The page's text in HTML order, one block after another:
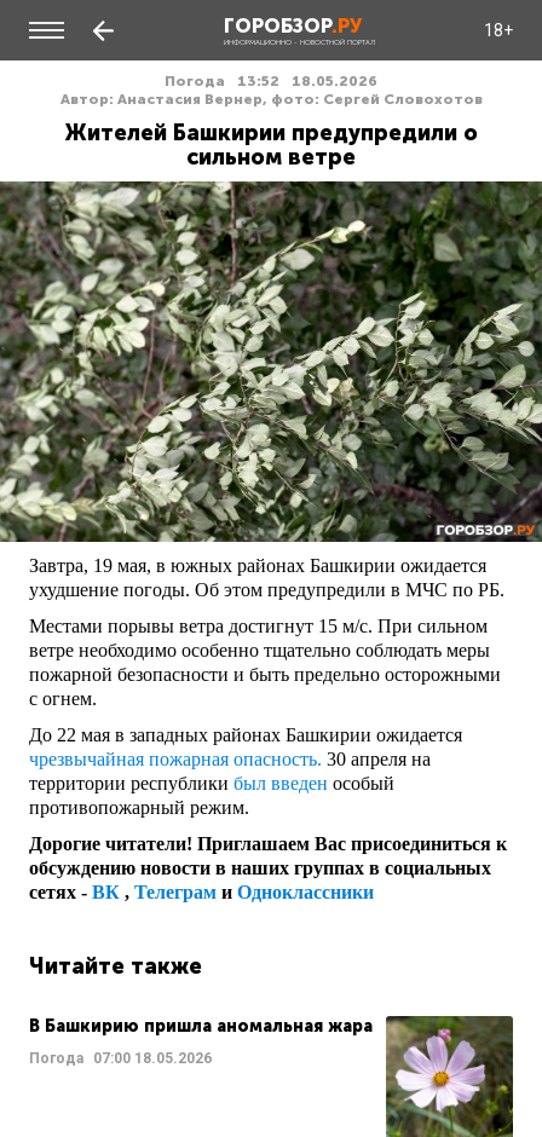
ГОРОБЗОР.РУ
ИНФОРМАЦИОННО - НОВОСТНОЙ ПОРТАЛ
18+
Погода 13:52
18.05.2026
Автор: Анастасия Вернер, фото: Сергей Словохотов
Жителей Башкирии предупредили о
сильном ветре
Завтра, 19 мая, в южных районах Башкирии ожидается
ухудшение погоды. Об этом предупредили в МЧС по РБ.
Местами порывы ветра достигнут 15 м/с. При сильном
ветре необходимо особенно тщательно соблюдать меры
пожарной безопасности и быть предельно осторожными
с огнем.
До 22 мая в западных районах Башкирии ожидается
чрезвычайная пожарная опасность. 30 апреля на
территории республики был введен особый
противопожарный режим.
Дорогие читатели! Приглашаем Вас присоединиться к
обсуждению новости в наших группах в социальных
сетях - ВК , Телеграм и Одноклассники
Читайте также
В Башкирию пришла аномальная жара
Погода 07:00 18.05.2026